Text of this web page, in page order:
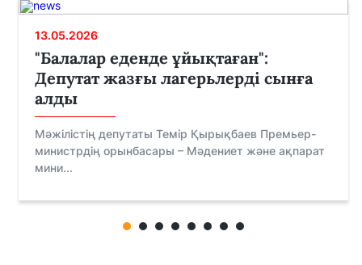
13.05.2026
"Балалар еденде ұйықтаған":
Депутат жазғы лагерьлерді сынға
алды
Мәжілістің депутаты Темір Қырықбаев Премьер-
министрдің орынбасары – Мәдениет және ақпарат
мини...